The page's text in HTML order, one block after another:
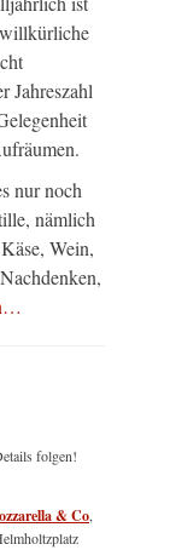
Jahreszahl
nur noch
nämlich
Wein,
folgen!
& Co,